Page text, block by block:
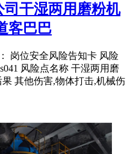
干湿两用磨粉机
客巴巴
岗位安全风险告知卡 风险
风险点名称 干湿两用磨
其他伤害,物体打击,机械伤